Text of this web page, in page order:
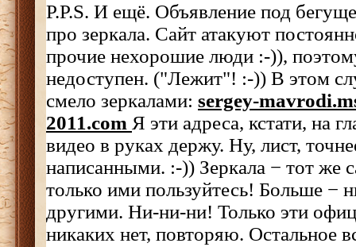
P.P.S. И ещё. Объявление под
про зеркала. Сайт атакуют
прочие нехорошие люди :-)),
недоступен. ("Лежит"! :-)) В этом
смело зеркалами: sergey-
2011.com Я эти адреса, кстати, на
видео в руках держу. Ну, лист,
написанными. :-)) Зеркала − тот же
только ими пользуйтесь! Больше −
другими. Ни-ни-ни! Только эти
никаких нет, повторяю. Остальное